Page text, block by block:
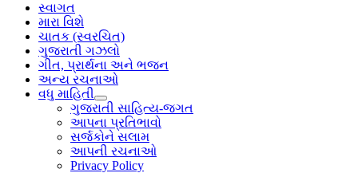
સ્વાગત
મારા વિશે
ચાતક (સ્વરચિત)
ગુજરાતી ગઝલો
ગીત, પ્રાર્થના અને ભજન
અન્ય રચનાઓ
વધુ માહિતી
open
dropdown
menu
ગુજરાતી સાહિત્ય-જગત
આપના પ્રતિભાવો
સર્જકોને સલામ
આપની રચનાઓ
Privacy Policy